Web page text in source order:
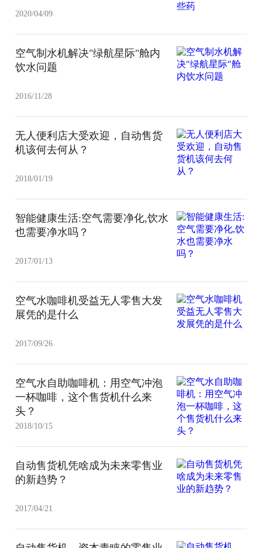
2020/04/09
空气制水机解决"绿航星际"舱内
饮水问题
2016/11/28
无人便利店大受欢迎，自动售货
机该何去何从？
2018/01/19
智能健康生活:空气需要净化,饮水
也需要净水吗？
2017/01/13
空气水咖啡机受益无人零售大发
展凭的是什么
2017/09/26
空气水自助咖啡机：用空气冲泡
一杯咖啡，这个售货机什么来
头？
2018/10/15
自动售货机凭啥成为未来零售业
的新趋势？
2017/04/21